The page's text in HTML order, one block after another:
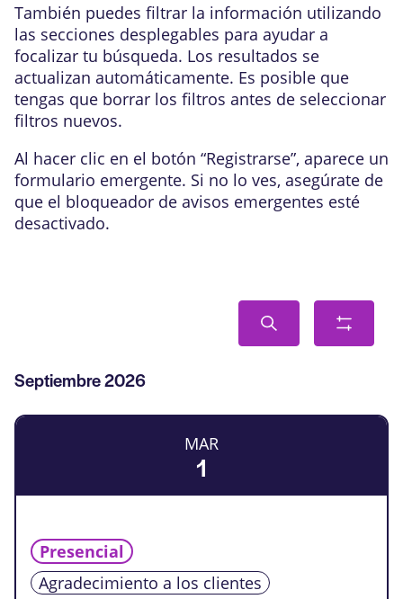
También puedes filtrar la información utilizando
las secciones desplegables para ayudar a
focalizar tu búsqueda. Los resultados se
actualizan automáticamente. Es posible que
tengas que borrar los filtros antes de seleccionar
filtros nuevos.
Al hacer clic en el botón “Registrarse”, aparece un
formulario emergente. Si no lo ves, asegúrate de
que el bloqueador de avisos emergentes esté
desactivado.
Navegación
de
Events
Buscar
Lista
eventos
Septiembre 2026
MAR
1
Presencial
Agradecimiento a los clientes